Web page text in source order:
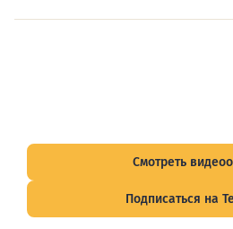
Смотреть
Подписаться на